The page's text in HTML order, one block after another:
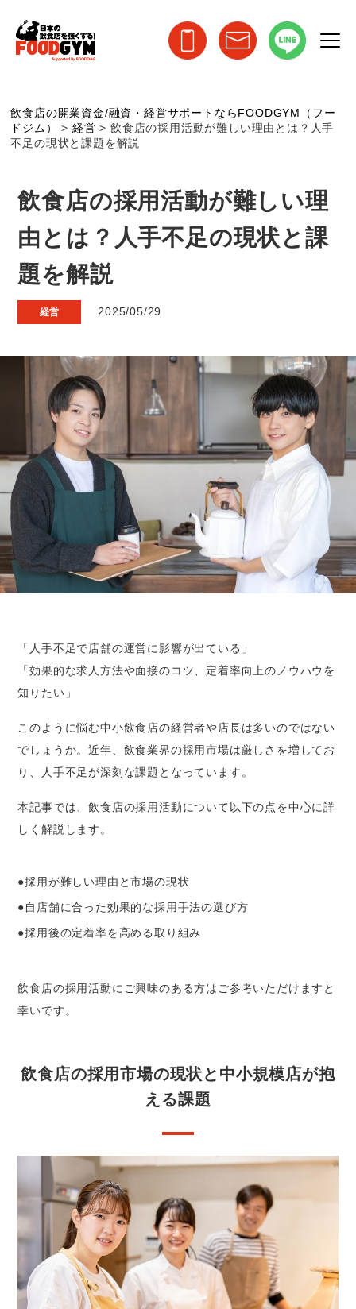
飲食店の開業資金/融資・経営サポートならFOODGYM（フー
ドジム）
>経営 >飲食店の採用活動が難しい理由とは？人手
不足の現状と課題を解説
飲食店の採用活動が難しい理
由とは？人手不足の現状と課
題を解説
経営 2025/05/29
「人手不足で店舗の運営に影響が出ている」
「効果的な求人方法や面接のコツ、定着率向上のノウハウを
知りたい」
このように悩む中小飲食店の経営者や店長は多いのではない
でしょうか。近年、飲食業界の採用市場は厳しさを増してお
り、人手不足が深刻な課題となっています。
本記事では、飲食店の採用活動について以下の点を中心に詳
しく解説します。
●採用が難しい理由と市場の現状
●自店舗に合った効果的な採用手法の選び方
●採用後の定着率を高める取り組み
飲食店の採用活動にご興味のある方はご参考いただけますと
幸いです。
飲食店の採用市場の現状と中小規模店が抱
える課題